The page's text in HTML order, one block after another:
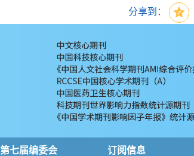
分享到：
第七届编委会 订阅信息